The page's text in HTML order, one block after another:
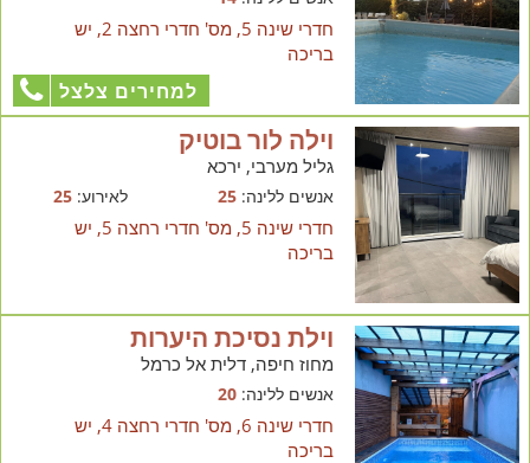
חדרי שינה 5, מס' חדרי רחצה 2, יש
בריכה
למחירים צלצל
וילה לור בוטיק
גליל מערבי, ירכא
אנשים ללינה:25 לאירוע:25
חדרי שינה 5, מס' חדרי רחצה 5, יש
בריכה
וילת נסיכת היערות
מחוז חיפה, דלית אל כרמל
אנשים ללינה:20
חדרי שינה 6, מס' חדרי רחצה 4, יש
בריכה